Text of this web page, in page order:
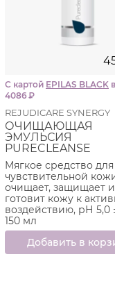
Салфетки
Сыворотка
С картой EPILAS BLACK
4086₽
REJUDICARE SYNERGY
ОЧИЩАЮЩАЯ
ЭМУЛЬСИЯ
PURECLEANSE
Мягкое средство для
чувствительной
очищает, защищает и
готовит кожу к
воздействию, рН 5,0
150 мл